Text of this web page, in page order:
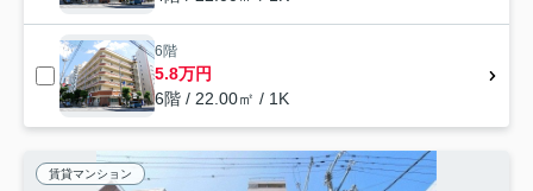
6階
5.8万円
6階 / 22.00㎡ / 1K
賃貸マンション